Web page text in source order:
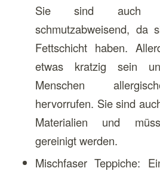
Sie sind auch
schmutzabweisend, da
Fettschicht haben.
etwas kratzig sein
Menschen
hervorrufen. Sie sind
Materialien und
gereinigt werden.
Mischfaser Teppiche: